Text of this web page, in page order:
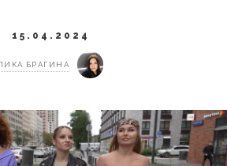
15.04.2024
БРАГИНА